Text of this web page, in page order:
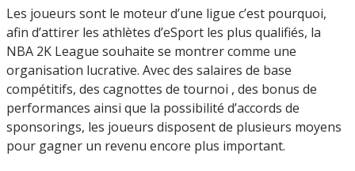
Les joueurs sont le moteur d’une ligue c’est pourquoi,
afin d’attirer les athlètes d’eSport les plus qualifiés, la
NBA 2K League souhaite se montrer comme une
organisation lucrative. Avec des salaires de base
compétitifs, des cagnottes de tournoi , des bonus de
performances ainsi que la possibilité d’accords de
sponsorings, les joueurs disposent de plusieurs moyens
pour gagner un revenu encore plus important.